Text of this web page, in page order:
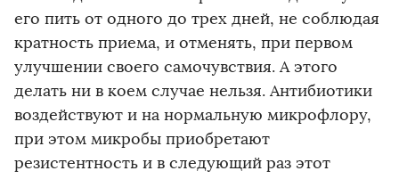
его пить от одного до трех дней, не соблюдая
кратность приема, и отменять, при первом
улучшении своего самочувствия. А этого
делать ни в коем случае нельзя. Антибиотики
воздействуют и на нормальную микрофлору,
при этом микробы приобретают
резистентность и в следующий раз этот